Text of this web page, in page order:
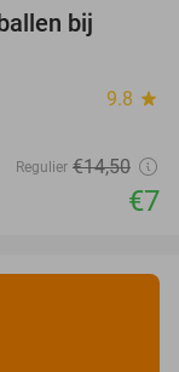
bij
9.8 star
Regulier €14,50
€7